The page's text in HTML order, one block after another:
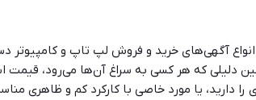
آگهی‌های خرید و فروش لپ تاپ و کامپیوتر
دلیلی که هر کسی به سراغ آن‌ها می‌رود،
دارید، یا مورد خاصی با کارکرد کم و ظاهری